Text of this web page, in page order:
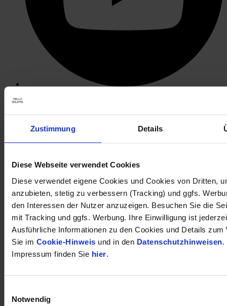
Zustimmung Details
Diese Webseite verwendet Cookies
Diese verwendet eigene Cookies und Cookies von Dritten,
anzubieten, stetig zu verbessern (Tracking) und ggfs.
den Interessen der Nutzer anzuzeigen. Besuchen Sie die
mit Tracking und ggfs. Werbung. Ihre Einwilligung ist
Ausführliche Informationen zu den Cookies und Details zum
Sie im Cookie-Hinweis und in den Datenschutzhinweisen
Impressum finden Sie hier
Notwendig
öffnet in neuem Tab